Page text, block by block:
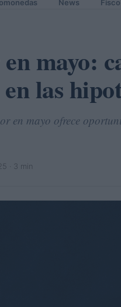
News Fisco
mayo:
las
en mayo ofrece
· 3 min